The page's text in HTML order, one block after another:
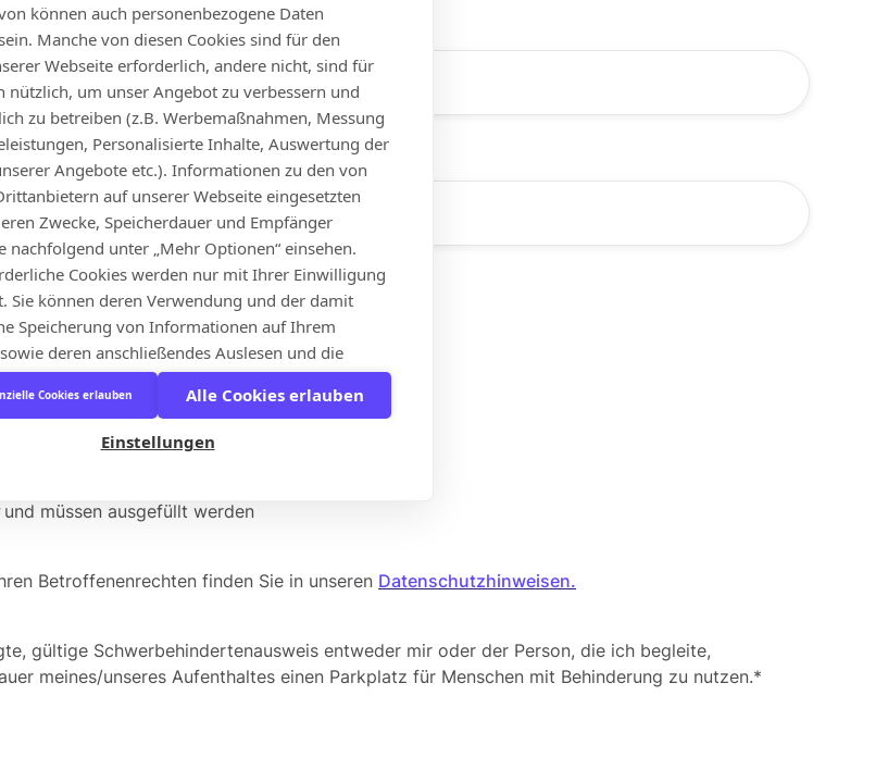
einreichen*
und müssen ausgefüllt werden
Betroffenenrechten finden Sie in unseren Datenschutzhinweisen.
gültige Schwerbehindertenausweis entweder mir oder der Person, die ich begleite,
meines/unseres Aufenthaltes einen Parkplatz für Menschen mit Behinderung zu nutzen.*
können auch personenbezogene Daten
Manche von diesen Cookies sind für den
Webseite erforderlich, andere nicht, sind für
nützlich, um unser Angebot zu verbessern und
zu betreiben (z.B. Werbemaßnahmen, Messung
Personalisierte Inhalte, Auswertung der
Angebote etc.). Informationen zu den von
auf unserer Webseite eingesetzten
Zwecke, Speicherdauer und Empfänger
nachfolgend unter „Mehr Optionen“ einsehen.
Cookies werden nur mit Ihrer Einwilligung
Sie können deren Verwendung und der damit
Speicherung von Informationen auf Ihrem
deren anschließendes Auslesen und die
personenbezogener Daten durch Klick
„Alle akzeptieren“ einwilligen, oder mit
nur mit den erforderlichen Cookies nutzen.
bestimmte personalisierte Funktionen und
und das Auslesen von Informationen ist § 25
Daten Art. 6 Abs. 1 lit. a DSGVO. Sie
abgegebene Einwilligung jederzeit widerrufen,
entscheiden, indem Sie durch Klick auf die
Cookies erlauben Alle Cookies erlauben
Einstellungen